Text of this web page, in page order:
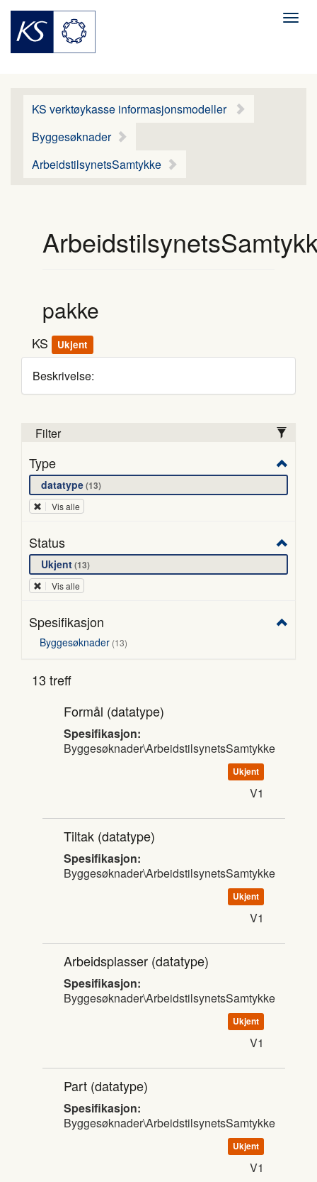
Meny
KS verktøykasse informasjonsmodeller
Byggesøknader
ArbeidstilsynetsSamtykke
pakke
KS Ukjent
Beskrivelse:
Filter
Type
datatype13
Vis alle
Status
Ukjent13
Vis alle
Spesifikasjon
Byggesøknader 13
13 treff
Formål (datatype)
Spesifikasjon:
Byggesøknader\ArbeidstilsynetsSamtykke
Ukjent
V1
Tiltak (datatype)
Spesifikasjon:
Byggesøknader\ArbeidstilsynetsSamtykke
Ukjent
V1
Arbeidsplasser (datatype)
Spesifikasjon:
Byggesøknader\ArbeidstilsynetsSamtykke
Ukjent
V1
Part (datatype)
Spesifikasjon:
Byggesøknader\ArbeidstilsynetsSamtykke
Ukjent
V1